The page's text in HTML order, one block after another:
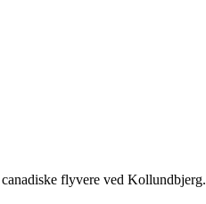
flyvere ved Kollundbjerg.